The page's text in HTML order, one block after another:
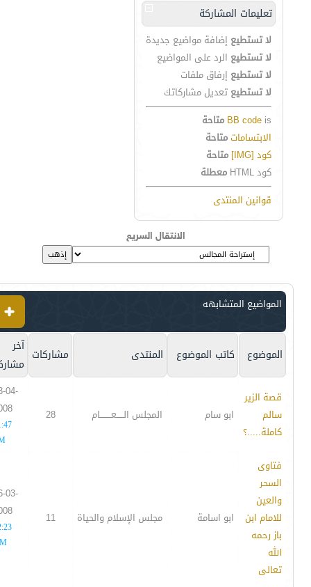
تعليمات المشاركة
لا تستطيع إضافة مواضيع جديدة
لا تستطيع الرد على المواضيع
لا تستطيع إرفاق ملفات
لا تستطيع تعديل مشاركاتك
BB code is
متاحة
الابتساماتمتاحة
كود [IMG]
متاحة
كود HTML
معطلة
قوانين المنتدى
الانتقال السريع
المواضيع المتشابهه
الموضوع كاتب الموضوع المنتدى مشاركات آخر
قصة الزير
سالم
كاملة.....؟
ابو سام المجلس الـــــعــــــــام 28
04-
فتاوى
السحر
والعين
للامام ابن
باز رحمه
الله
تعالى
ابو اسامة مجلس الإسلام والحياة 11
03-